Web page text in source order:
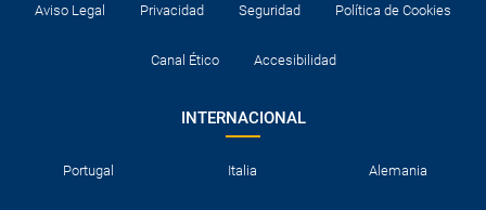
Aviso Legal Privacidad Seguridad Política de Cookies
Canal Ético Accesibilidad
INTERNACIONAL
Portugal Italia Alemania